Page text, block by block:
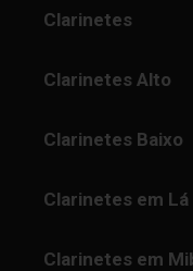
Clarinetes
Clarinetes Alto
Clarinetes Baixo
Clarinetes em Lá
Clarinetes em